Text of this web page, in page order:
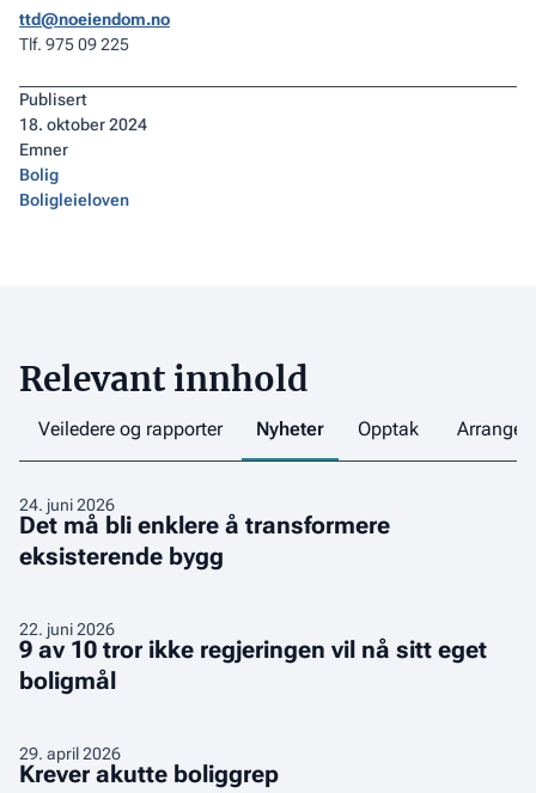
ttd@noeiendom.no
Tlf. 975 09 225
Publisert
18. oktober 2024
Emner
Bolig
Boligleieloven
Relevant innhold
Veiledere og rapporter Nyheter Opptak
24. juni 2026
Det må bli enklere å transformere
eksisterende bygg
Det
må
bli
å
transformere
eksisterende
22. juni 2026
9 av 10 tror ikke regjeringen vil nå sitt eget
boligmål
9
av
10
ikke
regjeringen
29. april 2026
Krever akutte boliggrep
Krever
akutte